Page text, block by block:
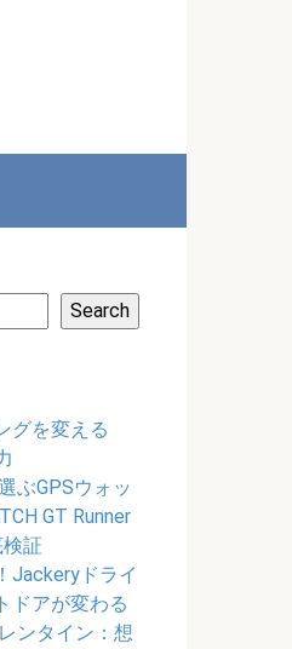
Search
グを変える
ぶGPSウォッ
GT Runner
証
Jackeryドライ
ドアが変わる
ンタイン：想